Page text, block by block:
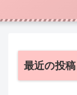
最近の投稿